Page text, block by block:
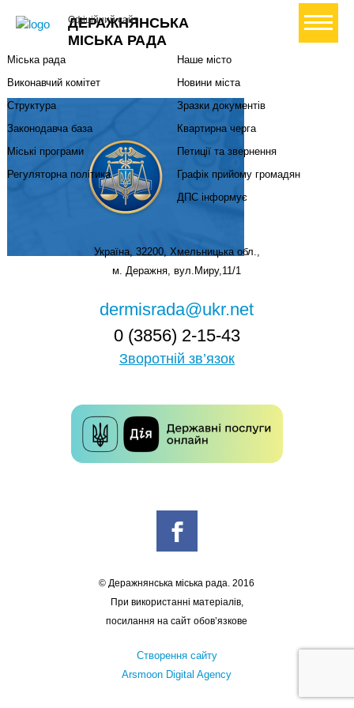
ДЕРАЖНЯНСЬКА
МІСЬКА РАДА
Офіційний сайт+ Створити петицію
Міський голова
Міська рада
Виконавчий комітет
Структура
Законодавча база
Міські програми
Регуляторна політика
Наше місто
Новини міста
Зразки документів
Квартирна черга
Петиції та звернення
Графік прийому громадян
ДПС інформує
Україна, 32200, Хмельницька обл.,
м. Деражня, вул.Миру,11/1
dermisrada@ukr.net
0 (3856) 2-15-43
Зворотній зв’язок
© Деражнянська міська рада. 2016
При використанні матеріалів,
посилання на сайт обов’язкове
Створення сайту
Arsmoon Digital Agency